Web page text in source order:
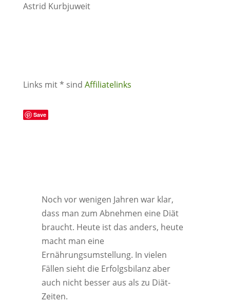
Astrid Kurbjuweit
Links mit * sind Affiliatelinks
Save
Noch vor wenigen Jahren war klar,
dass man zum Abnehmen eine Diät
braucht. Heute ist das anders, heute
macht man eine
Ernährungsumstellung. In vielen
Fällen sieht die Erfolgsbilanz aber
auch nicht besser aus als zu Diät-
Zeiten.